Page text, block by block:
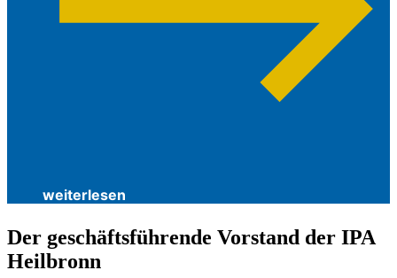
weiterlesen
Der geschäfts­führende Vorstand der IPA
Heilbronn